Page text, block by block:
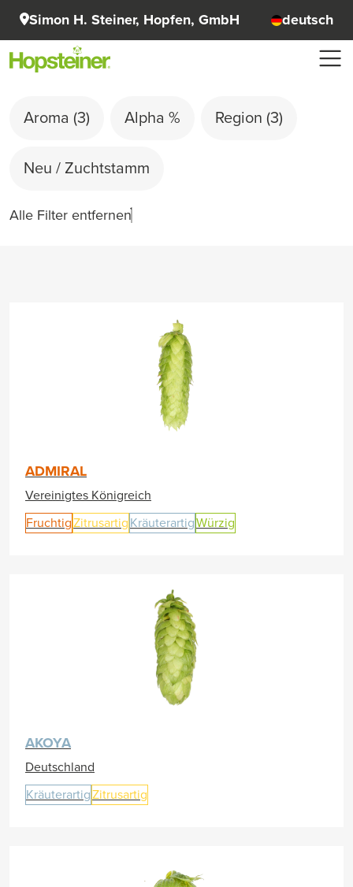
Simon H. Steiner, Hopfen, GmbH deutsch
Aroma (3) Alpha % Region (3)
Neu / Zuchtstamm
Alle Filter entfernen
ADMIRAL
Vereinigtes Königreich
FruchtigZitrusartig KräuterartigWürzig
AKOYA
Deutschland
KräuterartigZitrusartig